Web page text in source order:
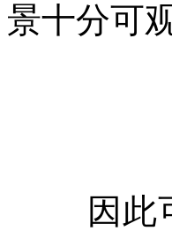
景十分可观
因此